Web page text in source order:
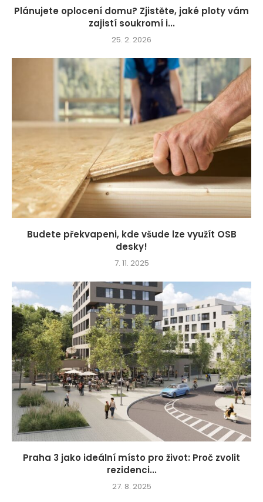
Plánujete oplocení domu? Zjistěte, jaké ploty vám
zajistí soukromí i...
25. 2. 2026
Budete překvapeni, kde všude lze využít OSB
desky!
7. 11. 2025
Praha 3 jako ideální místo pro život: Proč zvolit
rezidenci...
27. 8. 2025